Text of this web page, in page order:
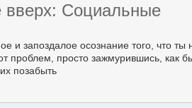
вверх: Социальные
и запоздалое осознание того, что ты
проблем, просто зажмурившись, как
позабыть